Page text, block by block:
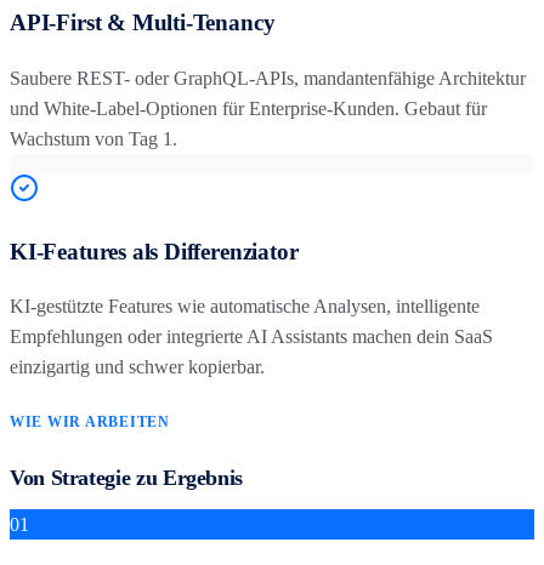
API-First & Multi-Tenancy
Saubere REST- oder GraphQL-APIs, mandantenfähige Architektur
und White-Label-Optionen für Enterprise-Kunden. Gebaut für
Wachstum von Tag 1.
KI-Features als Differenziator
KI-gestützte Features wie automatische Analysen, intelligente
Empfehlungen oder integrierte AI Assistants machen dein SaaS
einzigartig und schwer kopierbar.
WIE WIR ARBEITEN
Von Strategie zu Ergebnis
01